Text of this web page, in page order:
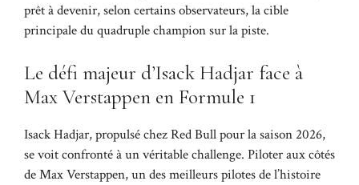
prêt à devenir, selon certains observateurs, la cible
principale du quadruple champion sur la piste.
Le défi majeur d’Isack Hadjar face à
Max Verstappen en Formule 1
Isack Hadjar, propulsé chez Red Bull pour la saison 2026,
se voit confronté à un véritable challenge. Piloter aux côtés
de Max Verstappen, un des meilleurs pilotes de l’histoire